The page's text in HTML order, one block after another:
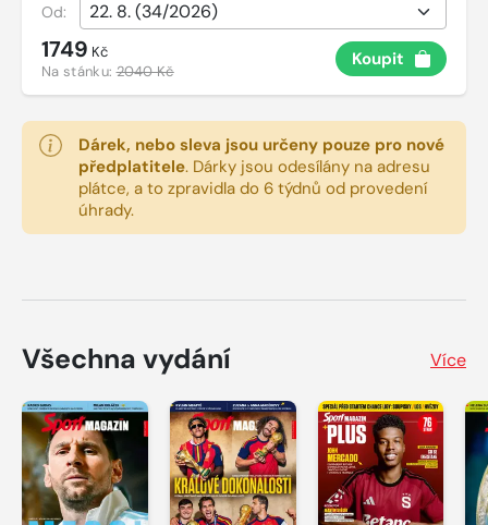
Od:
1749 Kč
Na stánku:2040 Kč
Koupit
Dárek, nebo sleva jsou určeny pouze pro nové
předplatitele. Dárky jsou odesílány na adresu
plátce, a to zpravidla do 6 týdnů od provedení
úhrady.
Všechna vydání Více